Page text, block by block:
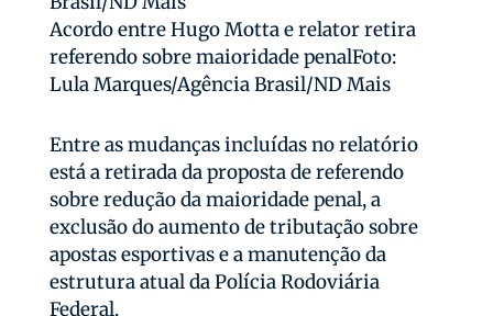
Acordo entre Hugo Motta e relator retira
referendo sobre maioridade penalFoto:
Lula Marques/Agência Brasil/ND Mais
Entre as mudanças incluídas no relatório
está a retirada da proposta de referendo
sobre redução da maioridade penal, a
exclusão do aumento de tributação sobre
apostas esportivas e a manutenção da
estrutura atual da Polícia Rodoviária
Federal.